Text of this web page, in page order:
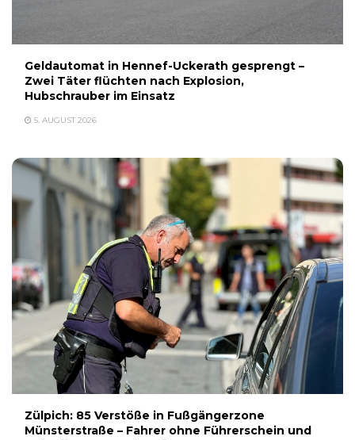
Geldautomat in Hennef-Uckerath gesprengt –
Zwei Täter flüchten nach Explosion,
Hubschrauber im Einsatz
5. AUGUST 2026
Zülpich: 85 Verstöße in Fußgängerzone
Münsterstraße – Fahrer ohne Führerschein und